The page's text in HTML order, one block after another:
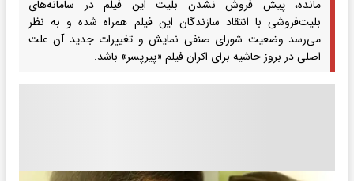
مانده، پیش فروش نشدن بلیت این فیلم در سامانه‌های
بلیت‌فروشی با انتقاد سازندگان این فیلم همراه شده و به نظر
می‌رسد وضعیت شورای صنفی نمایش و تغییرات جدید آن علت
اصلی در بروز حاشیه‌ برای اکران فیلم «پیرپسر» باشد.